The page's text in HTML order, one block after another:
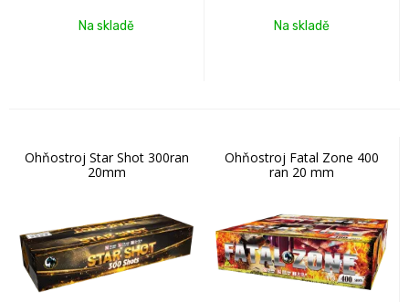
Na skladě Na skladě
Ohňostroj Star Shot 300ran
20mm
Ohňostroj Fatal Zone 400
ran 20 mm